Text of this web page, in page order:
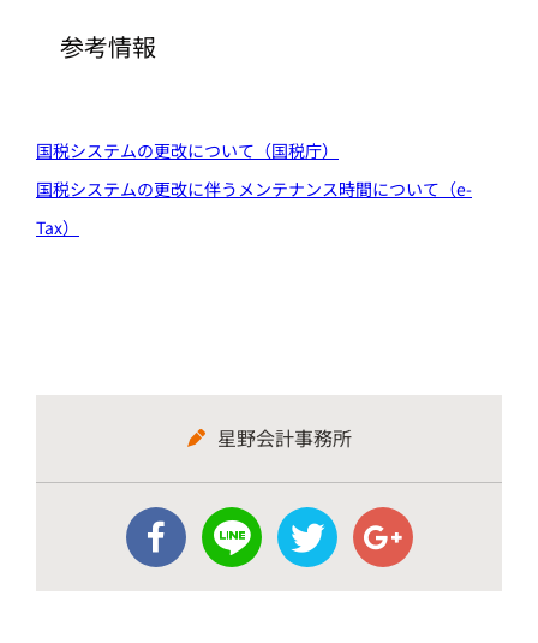
参考情報
国税システムの更改について（国税庁）
国税システムの更改に伴うメンテナンス時間について（e-
Tax）
星野会計事務所